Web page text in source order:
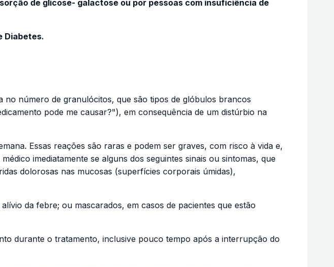
de glicose- galactose ou por pessoas com insuficiência de
Diabetes.
número de granulócitos, que são tipos de glóbulos brancos
pode me causar?"), em consequência de um distúrbio na
Essas reações são raras e podem ser graves, com risco à vida e,
imediatamente se alguns dos seguintes sinais ou sintomas, que
dolorosas nas mucosas (superfícies corporais úmidas),
da febre; ou mascarados, em casos de pacientes que estão
durante o tratamento, inclusive pouco tempo após a interrupção do